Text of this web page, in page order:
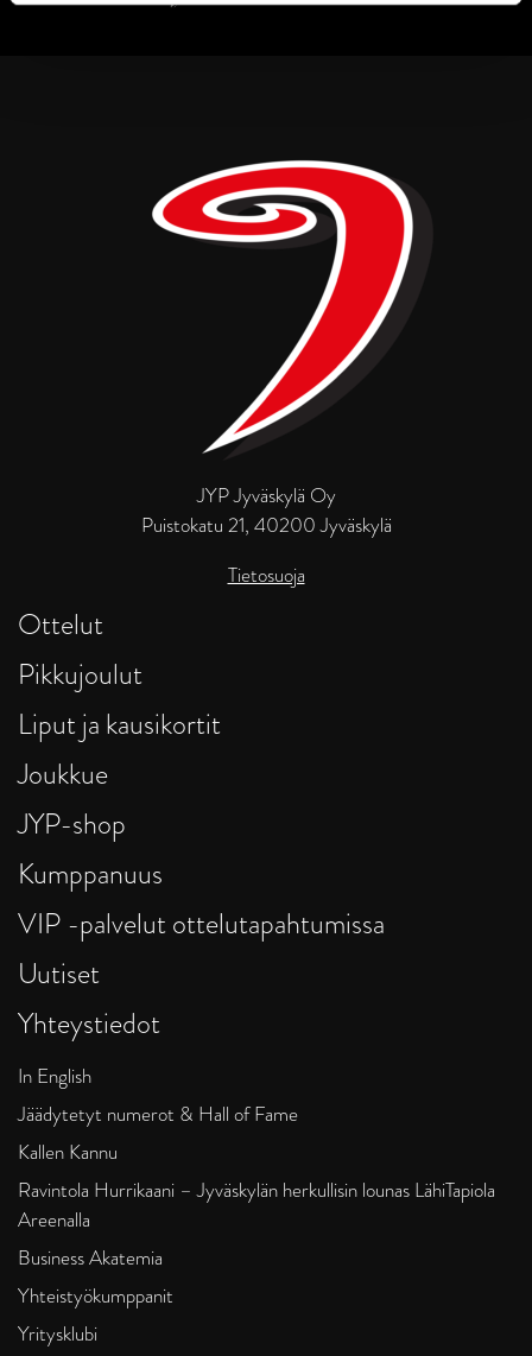
JYP Jyväskylä Oy
Puistokatu 21, 40200 Jyväskylä
Tietosuoja
Ottelut
Pikkujoulut
Liput ja kausikortit
Joukkue
JYP-shop
Kumppanuus
VIP -palvelut ottelutapahtumissa
Uutiset
Yhteystiedot
In English
Jäädytetyt numerot & Hall of Fame
Kallen Kannu
Ravintola Hurrikaani – Jyväskylän herkullisin lounas LähiTapiola
Areenalla
Business Akatemia
Yhteistyökumppanit
Yritysklubi